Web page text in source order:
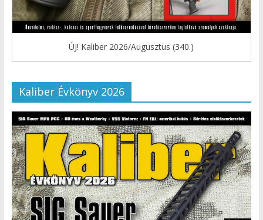
ÚJ! Kaliber 2026/Augusztus (340.)
Kaliber Évkönyv 2026